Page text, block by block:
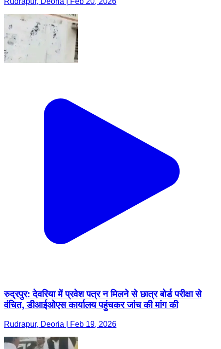
रुद्रपुर: देवरिया में प्रवेश पत्र न मिलने से छात्र बोर्ड परीक्षा से
वंचित, डीआईओएस कार्यालय पहुंचकर जांच की मांग की
Rudrapur, Deoria | Feb 19, 2026